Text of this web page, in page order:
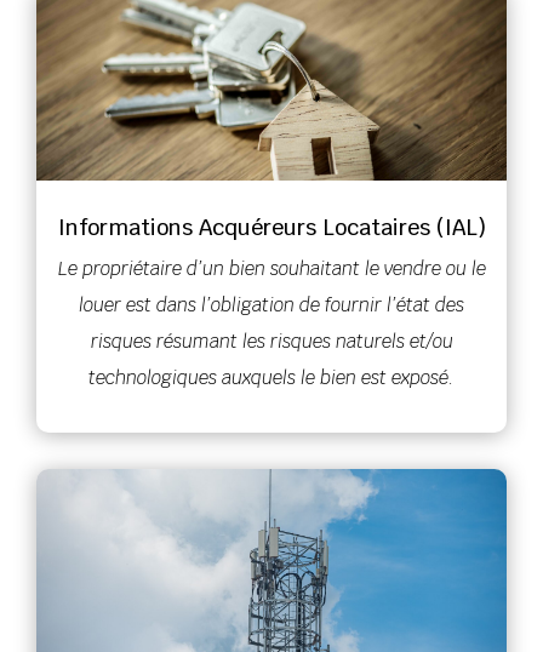
Informations Acquéreurs Locataires (IAL)
Le propriétaire d’un bien souhaitant le vendre ou le
louer est dans l’obligation de fournir l’état des
risques résumant les risques naturels et/ou
technologiques auxquels le bien est exposé.